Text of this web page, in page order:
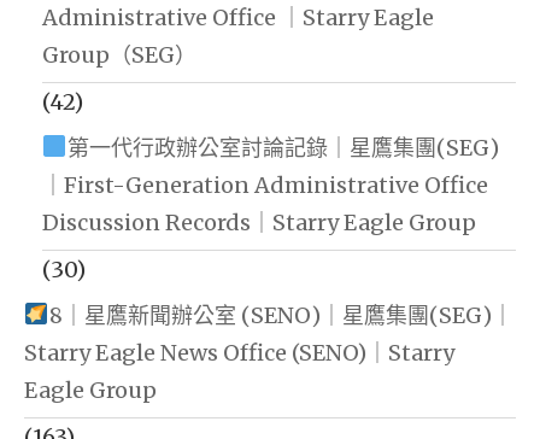
Administrative Office ｜Starry Eagle
Group（SEG）
(42)
第一代行政辦公室討論記錄｜星鷹集團(SEG)
｜First-Generation Administrative Office
Discussion Records｜Starry Eagle Group
(30)
8｜星鷹新聞辦公室 (SENO)｜星鷹集團(SEG)｜
Starry Eagle News Office (SENO)｜Starry
Eagle Group